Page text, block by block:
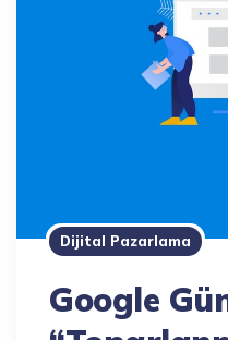
Dijital Pazarlama
Google